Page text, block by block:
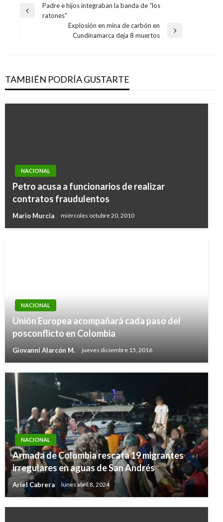
Navegación
Entrada
Padre e hijos integraban la banda de “los
ratones”
Explosión en mina de carbón en
Cundinamarca deja 8 muertos
TAMBIÉN PODRÍA GUSTARTE
NACIONAL
Petro acusa a funcionarios de realizar
contratos fraudulentos
Mario Murcia miércoles octubre 20, 2010
NACIONAL
Unión Europea acompañará cada paso del
posconflicto en Colombia
Giovanni Alarcón M. jueves diciembre 15, 2016
NACIONAL
Armada de Colombia rescata 19 migrantes
irregulares en aguas de San Andrés
Ariel Cabrera lunes abril 8, 2024